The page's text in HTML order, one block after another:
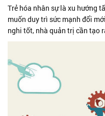
Trẻ hóa nhân sự là xu hướng
muốn duy trì sức mạnh đổi
nghi tốt, nhà quản trị cần tạo
trẻ lẫn thâm...